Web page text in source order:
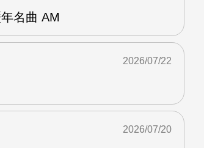
名曲 AM
2026/07/22
2026/07/20